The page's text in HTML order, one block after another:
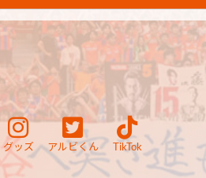
グッズ アルビくん TikTok